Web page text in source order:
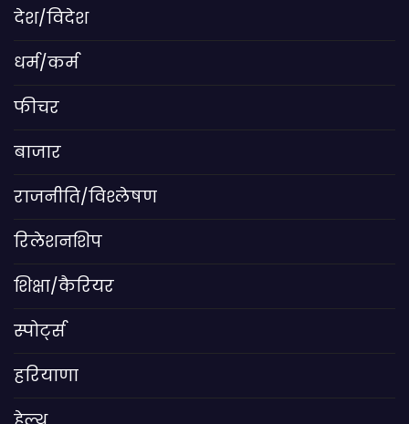
देश/विदेश
धर्म/कर्म
फीचर
बाजार
राजनीति/विश्लेषण
रिलेशनशिप
शिक्षा/कैरियर
स्पोर्ट्स
हरियाणा